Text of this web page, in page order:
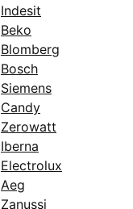
Indesit
Beko
Blomberg
Bosch
Siemens
Candy
Zerowatt
Iberna
Electrolux
Aeg
Zanussi